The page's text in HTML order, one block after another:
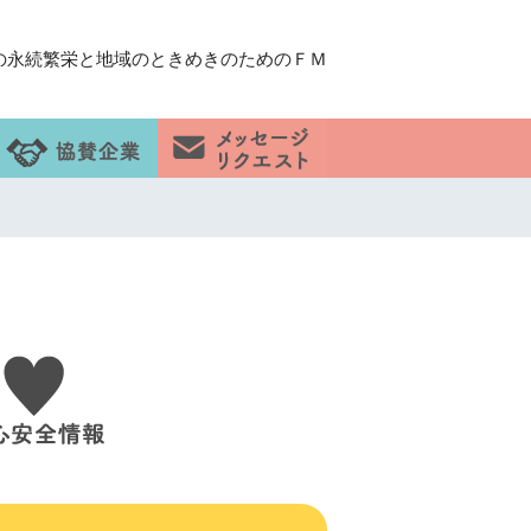
永続繁栄と地域のときめきのためのＦＭ